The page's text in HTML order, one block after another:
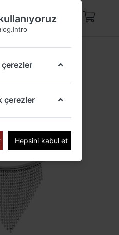
çerezler
çerezler
Hepsini kabul et